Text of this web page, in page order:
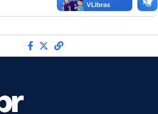
Compartilhe por Facebook
Compartilhe por Twitter
link para Copiar para